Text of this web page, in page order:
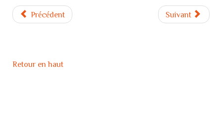
Précédent Suivant
Retour en haut